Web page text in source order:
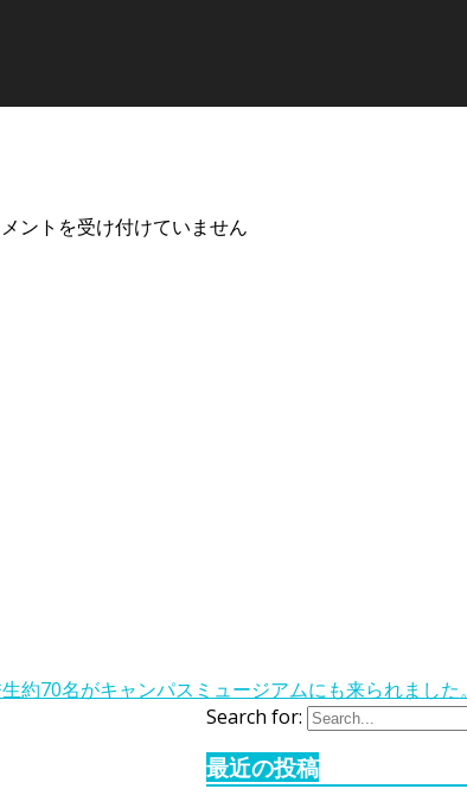
ントを受け付けていません
約70名がキャンパスミュージアムにも来られました。
Search for:
最近の投稿